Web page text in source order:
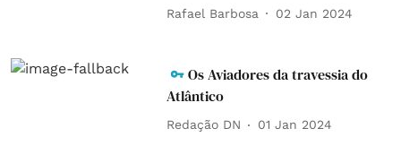
Rafael Barbosa 02 Jan 2024
Os Aviadores da travessia do
Atlântico
Redação DN 01 Jan 2024